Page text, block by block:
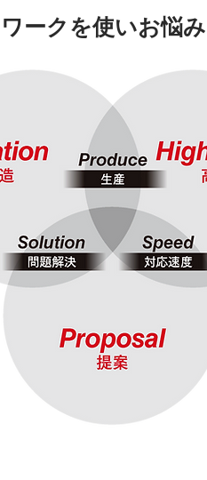
ワークを使いお悩み